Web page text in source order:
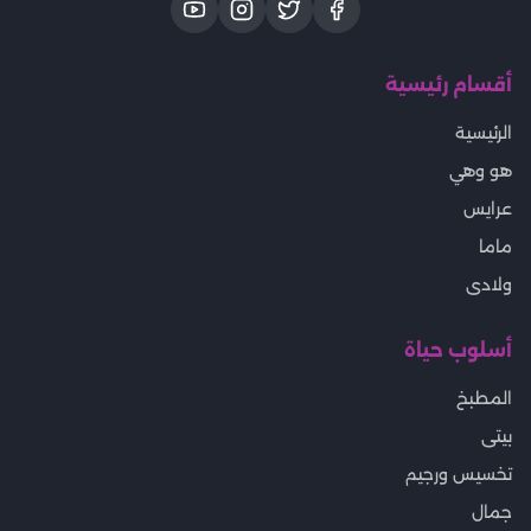
أقسام رئيسية
الرئيسية
هو وهي
عرايس
ماما
ولادى
أسلوب حياة
المطبخ
بيتى
تخسيس ورجيم
جمال